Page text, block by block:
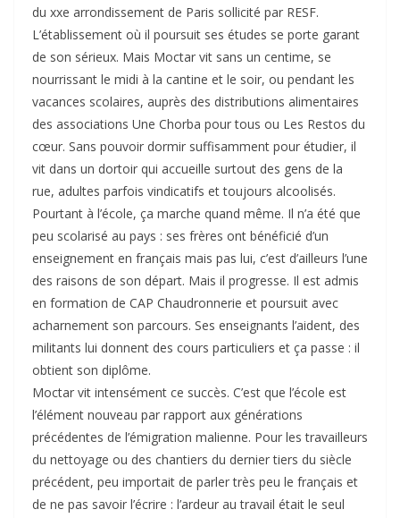
du xxe arrondissement de Paris sollicité par RESF.
L’établissement où il poursuit ses études se porte garant
de son sérieux. Mais Moctar vit sans un centime, se
nourrissant le midi à la cantine et le soir, ou pendant les
vacances scolaires, auprès des distributions alimentaires
des associations Une Chorba pour tous ou Les Restos du
cœur. Sans pouvoir dormir suffisamment pour étudier, il
vit dans un dortoir qui accueille surtout des gens de la
rue, adultes parfois vindicatifs et toujours alcoolisés.
Pourtant à l’école, ça marche quand même. Il n’a été que
peu scolarisé au pays : ses frères ont bénéficié d’un
enseignement en français mais pas lui, c’est d’ailleurs l’une
des raisons de son départ. Mais il progresse. Il est admis
en formation de CAP Chaudronnerie et poursuit avec
acharnement son parcours. Ses enseignants l’aident, des
militants lui donnent des cours particuliers et ça passe : il
obtient son diplôme.
Moctar vit intensément ce succès. C’est que l’école est
l’élément nouveau par rapport aux générations
précédentes de l’émigration malienne. Pour les travailleurs
du nettoyage ou des chantiers du dernier tiers du siècle
précédent, peu importait de parler très peu le français et
de ne pas savoir l’écrire : l’ardeur au travail était le seul